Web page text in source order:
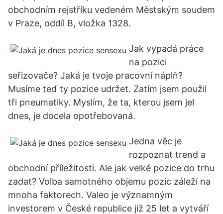
obchodním rejstříku vedeném Městským soudem
v Praze, oddíl B, vložka 1328.
Jak vypadá práce
na pozici
seřizovače? Jaká je tvoje pracovní náplň?
Musíme teď ty pozice udržet. Zatím jsem použil
tři pneumatiky. Myslím, že ta, kterou jsem jel
dnes, je docela opotřebovaná.
Jedna věc je
rozpoznat trend a
obchodní příležitosti. Ale jak velké pozice do trhu
zadat? Volba samotného objemu pozic záleží na
mnoha faktorech. Valeo je významným
investorem v České republice již 25 let a vytváří